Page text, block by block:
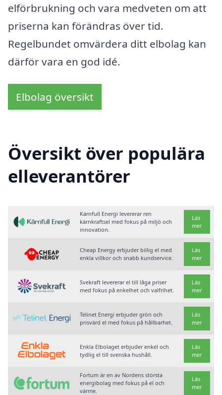
elförbrukning och vara medveten om att
priserna kan förändras över tid.
Regelbundet omvärdera ditt elbolag kan
därför vara en god idé.
Elbolag översikt
Översikt över populära
elleverantörer
Kärnfull Energi levererar ren
kärnkraftsel med fokus på miljö och
innovation.
Läs
mer
Cheap Energy erbjuder billig el med
enkla villkor och snabb kundservice.
Läs
mer
Svekraft levererar el till låga priser
med fokus på enkelhet och valfrihet.
Läs
mer
Telinet Energi erbjuder grön och
prisvärd el med fokus på hållbarhet.
Läs
mer
Enkla Elbolaget erbjuder enkel och
tydlig el till svenska hushåll.
Läs
mer
Fortum är en av Nordens största
energibolag med fokus på el och
värme.
Läs
mer